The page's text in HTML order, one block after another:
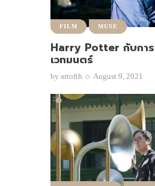
FILM MUSE
Harry Potter กับการ
เวทมนตร์
by artofth August 9, 2021